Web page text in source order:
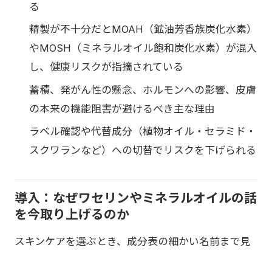
る
精製が不十分だとMOAH（鉱油芳香族炭化水素）
やMOSH（ミネラルオイル飽和炭化水素）が混入
し、健康リスクが指摘されている
蓄積、発がん性の懸念、ホルモンへの影響、皮膚
の本来の機能阻害が避けるべき主な理由
ラベル確認や代替成分（植物オイル・セラミド・
スクワランなど）への切替でリスクを下げられる
導入：なぜワセリンやミネラルオイルの話
を今取り上げるのか
スキンケアを選ぶとき、成分表の細かい名前まで見